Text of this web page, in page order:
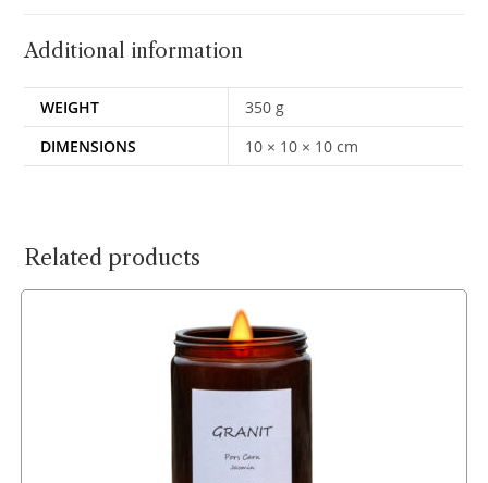
Additional information
WEIGHT
350 g
DIMENSIONS
10 × 10 × 10 cm
Related products